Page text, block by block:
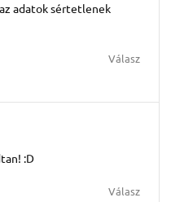
adatok sértetlenek
Válasz
:D
Válasz